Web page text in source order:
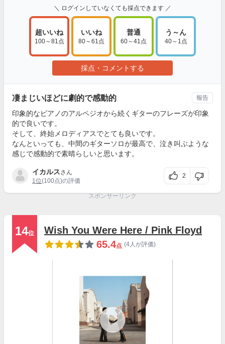
＼ ログインしていなくても採点できます ／
超いいね
100～81点
いいね
80～61点
普通
60～41点
う～ん
40～1点
採点・コメントする
凄まじいほどに劇的で感動的
印象的なピアノのアルペジオから続くギターのフレーズが印象
的で良いです。
そして、終始メロディアスでとても良いです。
なんといっても、中間のギターソロが最高で、泣き叫ぶような
感じで感動的で素晴らしいと思います。
イカルスさん
1位(100点)の評価
2
報告
スポンサーリンク
14位
Wish You Were Here / Pink Floyd
65.4点 (4人が評価)